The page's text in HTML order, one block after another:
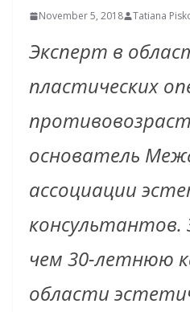
November 5, 2018 Tatiana
Эксперт в
пластических
основатель
ассоциации
консультантов.
чем 30-летнюю
области